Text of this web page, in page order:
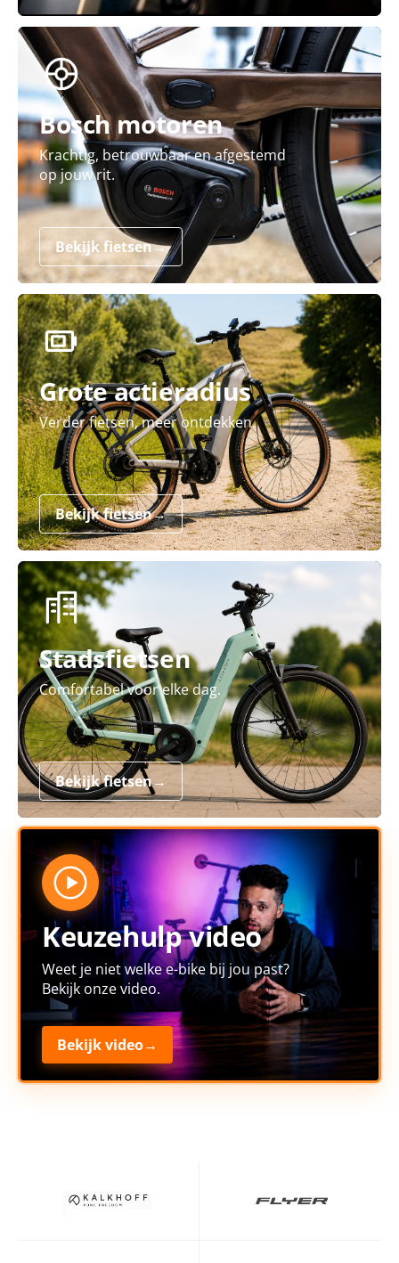
Bosch motoren
Krachtig, betrouwbaar en afgestemd
op jouw rit.
Bekijk fietsen→
Grote actieradius
Verder fietsen, meer ontdekken.
Bekijk fietsen→
Stadsfietsen
Comfortabel voor elke dag.
Bekijk fietsen→
Keuzehulp video
Weet je niet welke e-bike bij jou past?
Bekijk onze video.
Bekijk video→